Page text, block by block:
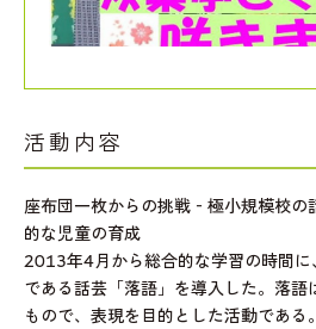
活動内容
座布団一枚からの挑戦‐極小規模校の
的な児童の育成
2013年4月から総合的な学習の時間に
である話芸「落語」を導入した。落語
もので、表現を目的とした活動である